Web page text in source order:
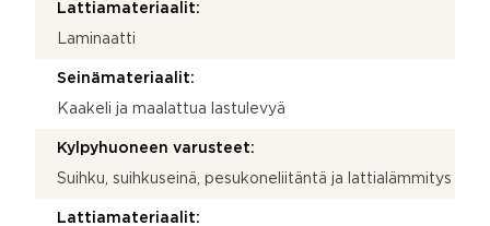
Lattiamateriaalit:
Laminaatti
Seinämateriaalit:
Kaakeli ja maalattua lastulevyä
Kylpyhuoneen varusteet:
Suihku, suihkuseinä, pesukoneliitäntä ja lattialämmitys
Lattiamateriaalit: